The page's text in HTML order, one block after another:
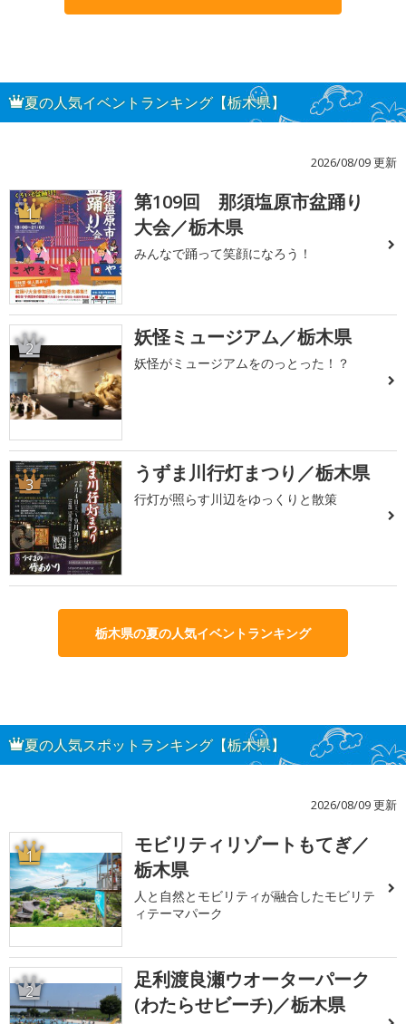
夏の人気イベントランキング【栃木県】
2026/08/09 更新
1
第109回 那須塩原市盆踊り
大会／栃木県
みんなで踊って笑顔になろう！
2 妖怪ミュージアム／栃木県
妖怪がミュージアムをのっとった！？
3 うずま川行灯まつり／栃木県
行灯が照らす川辺をゆっくりと散策
栃木県の夏の人気イベントランキング
夏の人気スポットランキング【栃木県】
2026/08/09 更新
1
モビリティリゾートもてぎ／
栃木県
人と自然とモビリティが融合したモビリテ
ィテーマパーク
2
足利渡良瀬ウオーターパーク
(わたらせビーチ)／栃木県